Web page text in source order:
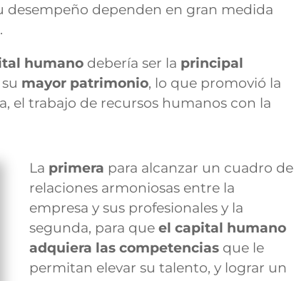
desempeño dependen en gran medida
.
humanodebería ser la principal
mayor patrimonio, lo que promovió la
el trabajo de recursos humanoscon la
La primera para alcanzar un cuadro de
relaciones armoniosas entre la
empresa y sus profesionales y la
segunda, para queel capital humano
adquiera las competencias que le
permitan elevar su talento, y lograr un